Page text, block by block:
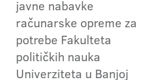
javne nabavke
računarske opreme za
potrebe Fakulteta
političkih nauka
Univerziteta u Banjoj